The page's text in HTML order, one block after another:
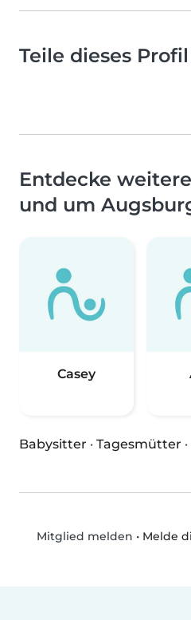
Teile dieses Profil
Entdecke
und um
Casey
Babysitter · Tagesmütter ·
Mitglied melden • Melde